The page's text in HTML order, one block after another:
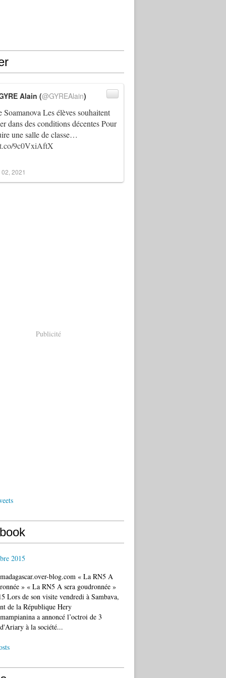
Soamanova Les élèves souhaitent
dans des conditions décentes Pour
une salle de classe…
9c0VxiAftX
Alain (@GYREAlain)
2021
Publicité
2015
blog.com « La RN5 A
» « La RN5 A sera goudronnée »
Lors de son visite vendredi à Sambava,
de la République Hery
a annoncé l’octroi de 3
à la société...